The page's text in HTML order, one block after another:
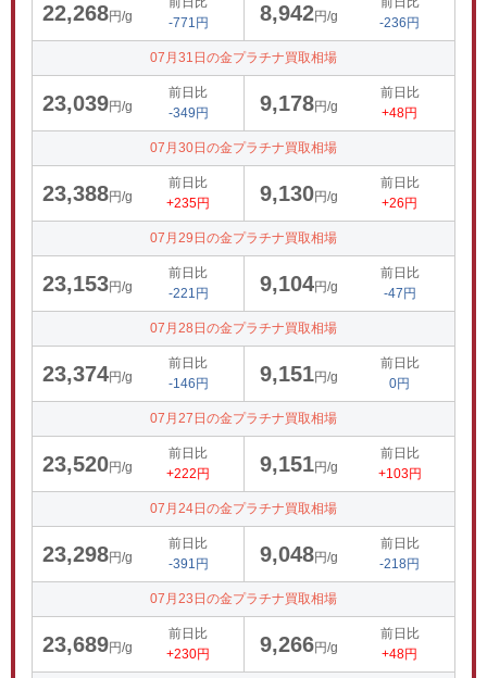
22,268円/g
-771円
8,942円/g
-236円
07月31日の金プラチナ買取相場
23,039円/g
前日比
-349円
9,178円/g
前日比
+48円
07月30日の金プラチナ買取相場
23,388円/g
前日比
+235円
9,130円/g
前日比
+26円
07月29日の金プラチナ買取相場
23,153円/g
前日比
-221円
9,104円/g
前日比
-47円
07月28日の金プラチナ買取相場
23,374円/g
前日比
-146円
9,151円/g
前日比
0円
07月27日の金プラチナ買取相場
23,520円/g
前日比
+222円
9,151円/g
前日比
+103円
07月24日の金プラチナ買取相場
23,298円/g
前日比
-391円
9,048円/g
前日比
-218円
07月23日の金プラチナ買取相場
23,689円/g
前日比
+230円
9,266円/g
前日比
+48円